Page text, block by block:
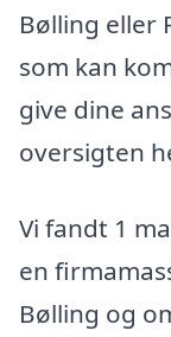
Bølling eller
som kan
give dine
oversigten
Vi fandt 1
en
Bølling og